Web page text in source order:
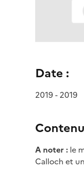
Date :
2019 - 2019
A noter : le
Calloch et